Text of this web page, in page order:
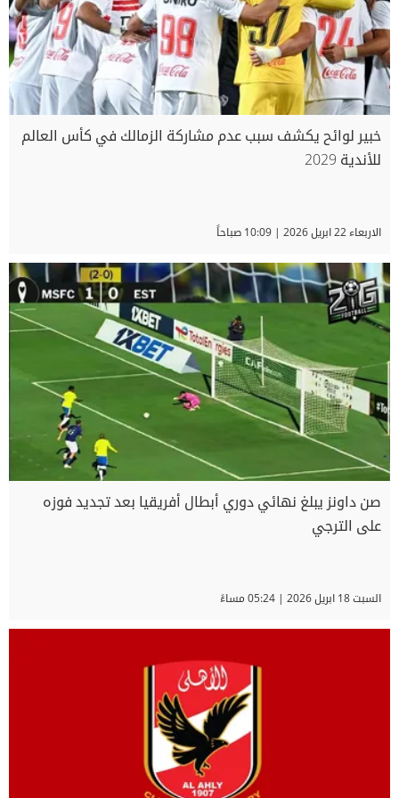
خبير لوائح يكشف سبب عدم مشاركة الزمالك في كأس العالم
للأندية 2029
الاربعاء 22 ابريل 2026 | 10:09 صباحاً
صن داونز يبلغ نهائي دوري أبطال أفريقيا بعد تجديد فوزه
على الترجي
السبت 18 ابريل 2026 | 05:24 مساءً